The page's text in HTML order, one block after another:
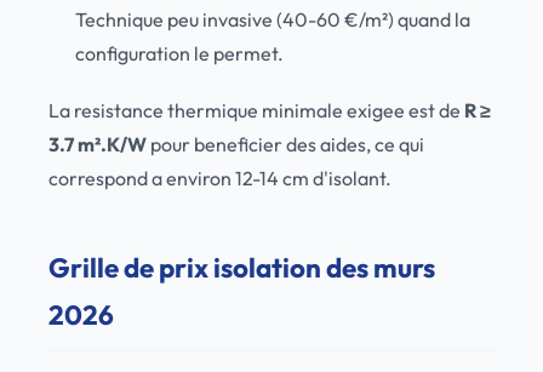
Technique peu invasive (40-60 €/m²) quand la
configuration le permet.
La resistance thermique minimale exigee est de R ≥
3.7 m².K/W pour beneficier des aides, ce qui
correspond a environ 12-14 cm d'isolant.
Grille de prix isolation des murs
2026